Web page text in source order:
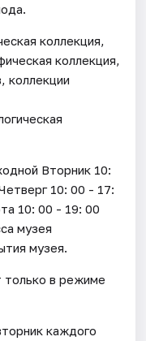
коллекция,
коллекция,
коллекции
Вторник 10:
10: 00 - 17:
10: 00 - 19: 00
музея
музея.
только в режиме
каждого